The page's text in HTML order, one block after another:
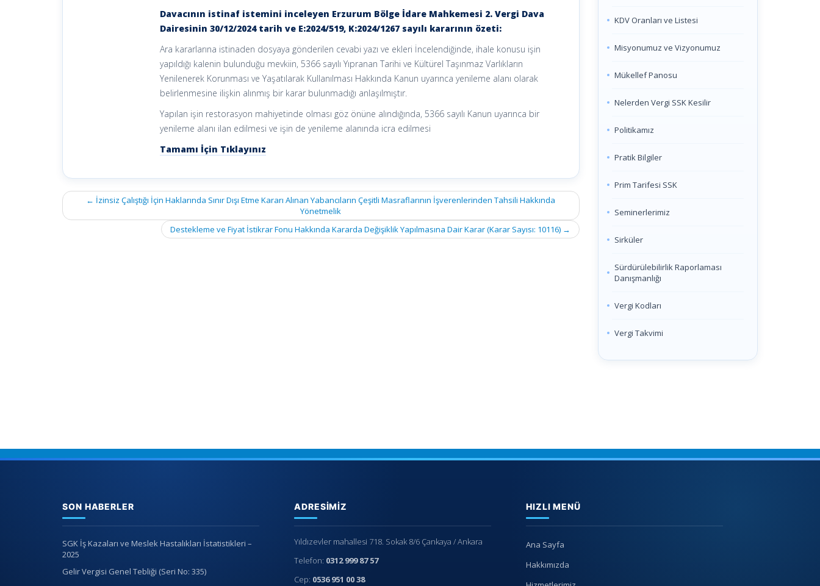
Davacının istinaf istemini inceleyen Erzurum Bölge İdare Mahkemesi 2. Vergi Dava
Dairesinin 30/12/2024 tarih ve E:2024/519, K:2024/1267 sayılı kararının özeti:
Ara kararlarına istinaden dosyaya gönderilen cevabi yazı ve ekleri İncelendiğinde, ihale konusu işin
yapıldığı kalenin bulunduğu mevkiin, 5366 sayılı Yıpranan Tarihi ve Kültürel Taşınmaz Varlıkların
Yenilenerek Korunması ve Yaşatılarak Kullanılması Hakkında Kanun uyarınca yenileme alanı olarak
belirlenmesine ilişkin alınmış bir karar bulunmadığı anlaşılmıştır.
Yapılan işin restorasyon mahiyetinde olması göz önüne alındığında, 5366 sayılı Kanun uyarınca bir
yenileme alanı ilan edilmesi ve işin de yenileme alanında icra edilmesi
Tamamı İçin Tıklayınız
Post
navigation
← İzinsiz Çalıştığı İçin Haklarında Sınır Dışı Etme Kararı Alınan Yabancıların Çeşitli Masraflarının İşverenlerinden Tahsili Hakkında
Yönetmelik
Destekleme ve Fiyat İstikrar Fonu Hakkında Kararda Değişiklik Yapılmasına Dair Karar (Karar Sayısı: 10116) →
KDV Oranları ve Listesi
Misyonumuz ve Vizyonumuz
Mükellef Panosu
Nelerden Vergi SSK Kesilir
Politikamız
Pratik Bilgiler
Prim Tarifesi SSK
Seminerlerimiz
Sirküler
Sürdürülebilirlik Raporlaması
Danışmanlığı
Vergi Kodları
Vergi Takvimi
SON HABERLER
SGK İş Kazaları ve Meslek Hastalıkları İstatistikleri –
2025
Gelir Vergisi Genel Tebliği (Seri No: 335)
ADRESIMIZ
Yıldızevler mahallesi 718. Sokak 8/6 Çankaya / Ankara
Telefon: 0312 999 87 57
Cep: 0536 951 00 38
HIZLI MENÜ
Ana Sayfa
Hakkımızda